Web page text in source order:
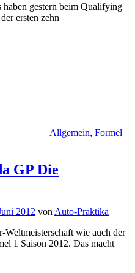
haben gestern beim Qualifying
ersten zehn
Allgemein, Formel
GP Die
2012 vonAuto-Praktika
Weltmeisterschaft wie auch der
1 Saison 2012. Das macht